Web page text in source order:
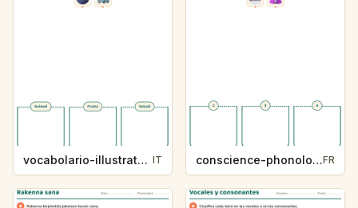
vocabolario-illustrato-k235-5 IT conscience-phonologique-k234-5FR